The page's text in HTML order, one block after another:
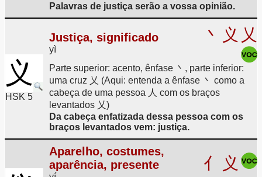
Palavras de justiça serão a vossa opinião.
义
HSK 5
Justiça, significado
yì
丶 义 乂
Parte superior: acento, ênfase 丶, parte inferior:
uma cruz 乂 (Aqui: entenda a ênfase 丶 como a
cabeça de uma pessoa 人 com os braços
levantados 乂)
Da cabeça enfatizada dessa pessoa com os
braços levantados vem: justiça.
Aparelho, costumes,
aparência, presente
亻 义